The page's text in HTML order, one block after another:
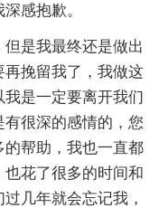
感抱歉。
是我最终还是做出
挽留我了，我做这
是一定要离开我们
很深的感情的，您
帮助，我也一直都
花了很多的时间和
几年就会忘记我，